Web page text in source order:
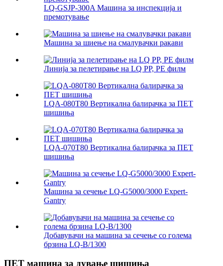
LQ-GSJP-300A Машина за инспекција и
премотување
Машина за шиење на смалувачки ракави
Линија за пелетирање на LQ PP, PE филм
LQA-080T80 Вертикална балирачка за ПЕТ
шишиња
LQA-070T80 Вертикална балирачка за ПЕТ
шишиња
Машина за сечење LQ-G5000/3000 Expert-
Gantry
Добавувачи на машина за сечење со голема
брзина LQ-B/1300
ПЕТ машина за дување шишиња